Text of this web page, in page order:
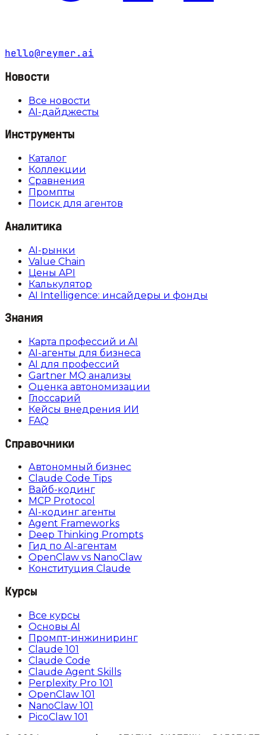
hello@reymer.ai
Новости
Все новости
AI-дайджесты
Инструменты
Каталог
Коллекции
Сравнения
Промпты
Поиск для агентов
Аналитика
AI-рынки
Value Chain
Цены API
Калькулятор
AI Intelligence: инсайдеры и фонды
Знания
Карта профессий и AI
AI-агенты для бизнеса
AI для профессий
Gartner MQ анализы
Оценка автономизации
Глоссарий
Кейсы внедрения ИИ
FAQ
Справочники
Автономный бизнес
Claude Code Tips
Вайб-кодинг
MCP Protocol
AI-кодинг агенты
Agent Frameworks
Deep Thinking Prompts
Гид по AI-агентам
OpenClaw vs NanoClaw
Конституция Claude
Курсы
Все курсы
Основы AI
Промпт-инжиниринг
Claude 101
Claude Code
Claude Agent Skills
Perplexity Pro 101
OpenClaw 101
NanoClaw 101
PicoClaw 101